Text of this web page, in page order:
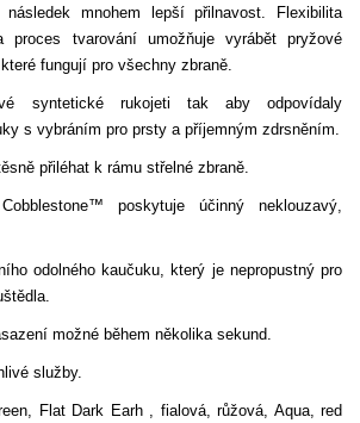
mnohem lepší přilnavost. Flexibilita
proces tvarování umožňuje vyrábět pryžové
fungují pro všechny zbraně.
syntetické rukojeti tak aby odpovídaly
s vybráním pro prsty a příjemným zdrsněním.
přiléhat k rámu střelné zbraně.
poskytuje účinný neklouzavý,
odolného kaučuku, který je nepropustný pro
možné během několika sekund.
služby.
Flat Dark Earh , fialová, růžová, Aqua, red